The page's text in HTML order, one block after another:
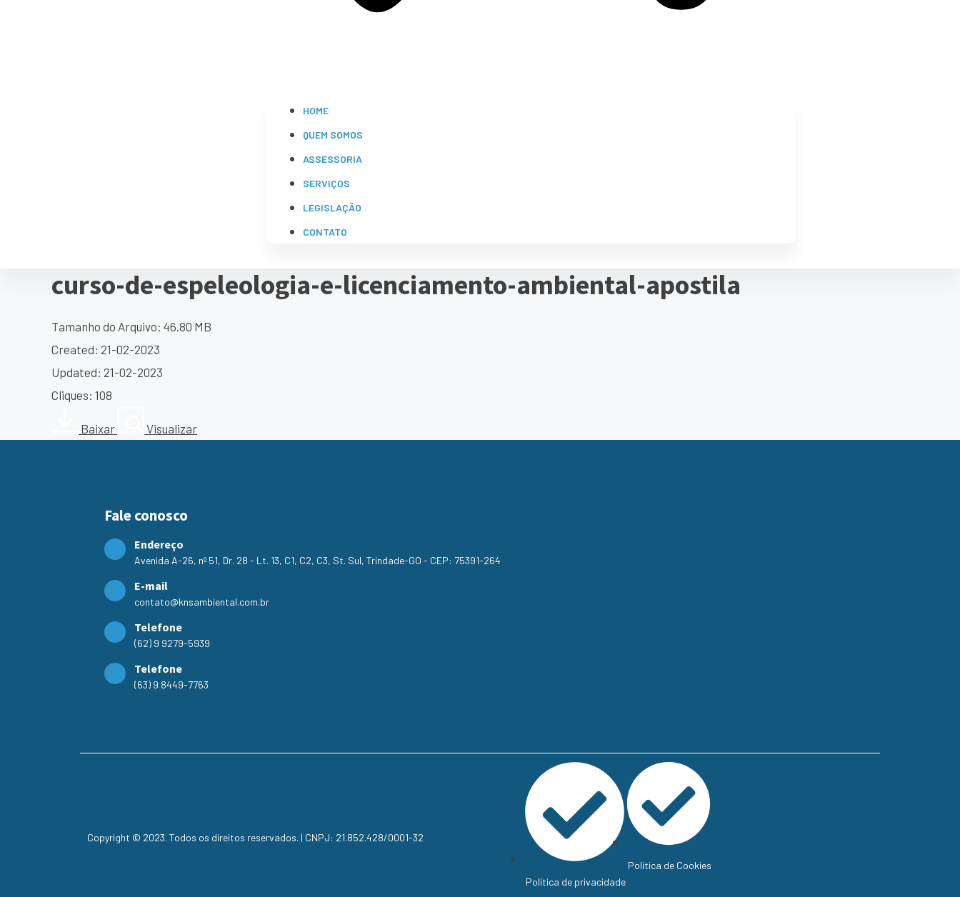
HOME
QUEM SOMOS
ASSESSORIA
SERVIÇOS
LEGISLAÇÃO
CONTATO
curso-de-espeleologia-e-licenciamento-ambiental-apostila
Tamanho do Arquivo: 46.80 MB
Created: 21-02-2023
Updated: 21-02-2023
Cliques: 108
Baixar Visualizar
Fale conosco
Endereço
Avenida A-26, nº 51, Dr. 28 - Lt. 13, C1, C2, C3, St. Sul, Trindade-GO - CEP: 75391-264
E-mail
contato@knsambiental.com.br
Telefone
(62) 9 9279-5939
Telefone
(63) 9 8449-7763
Copyright © 2023. Todos os direitos reservados. | CNPJ: 21.852.428/0001-32
Política de privacidade
Política de Cookies